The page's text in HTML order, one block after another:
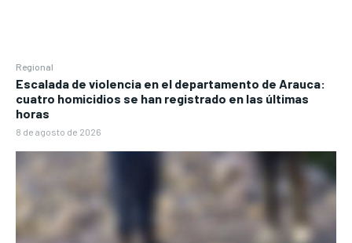
Regional
Escalada de violencia en el departamento de Arauca:
cuatro homicidios se han registrado en las últimas
horas
8 de agosto de 2026